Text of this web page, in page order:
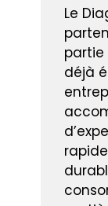
Le
partie
déjà